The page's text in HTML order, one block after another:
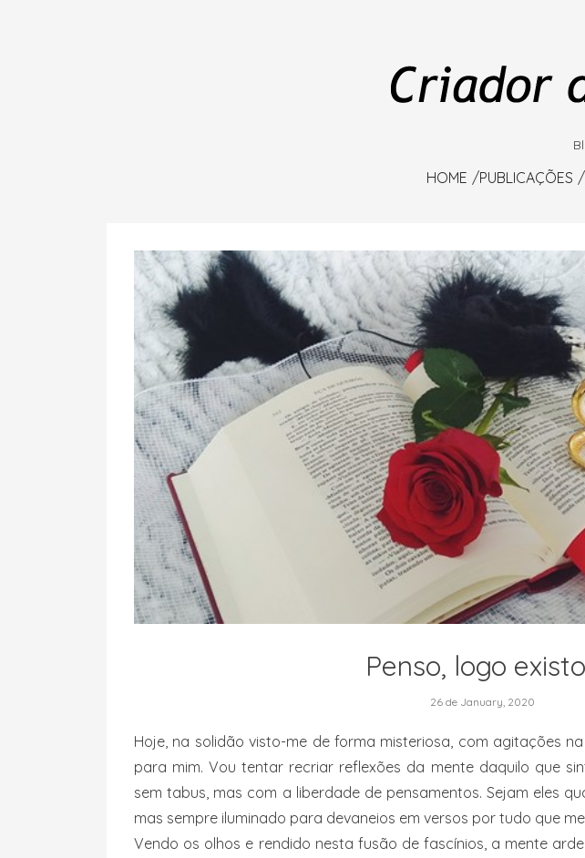
HOME PUBLICAÇÕES
Penso, logo
26 de January, 2020
Hoje, na solidão visto-me de forma misteriosa, com agitações
para mim. Vou tentar recriar reflexões da mente daquilo que
sem tabus, mas com a liberdade de pensamentos. Sejam eles
mas sempre iluminado para devaneios em versos por tudo que
Vendo os olhos e rendido nesta fusão de fascínios, a mente